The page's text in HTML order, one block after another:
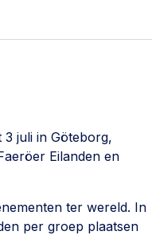
3 juli in Göteborg,
Eilanden en
ter wereld. In
per groep plaatsen